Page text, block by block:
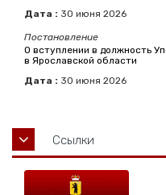
Дата : 30 июня 2026
Постановление
О вступлении в должность
в Ярославской области
Дата : 30 июня 2026
Ссылки